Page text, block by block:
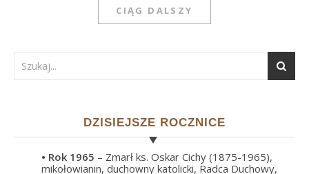
CIĄG DALSZY
DZISIEJSZE ROCZNICE
• Rok 1965 – Zmarł ks. Oskar Cichy (1875-1965),
mikołowianin, duchowny katolicki, Radca Duchowy,